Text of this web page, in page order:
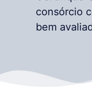
consórcio
bem